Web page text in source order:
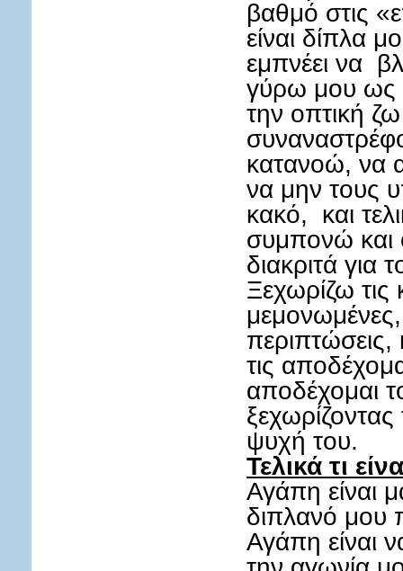
βαθμό στις
είναι δίπλα
εμπνέει να
γύρω μου ως
την οπτική
κατανοώ, να
να μην τους
κακό, και
συμπονώ και
διακριτά για
Ξεχωρίζω τις
περιπτώσεις,
τις
αποδέχομαι
ψυχή του.
Τελικά τι
Αγάπη είναι
διπλανό μου
Αγάπη είναι